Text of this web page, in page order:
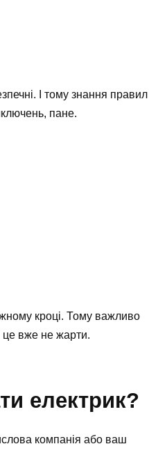
І тому знання правил
пане.
кроці. Тому важливо
це вже не жарти.
електрик?
компанія або ваш